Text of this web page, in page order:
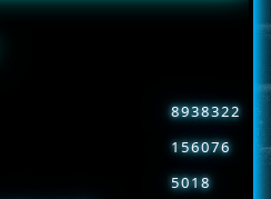
8938322
156076
5018